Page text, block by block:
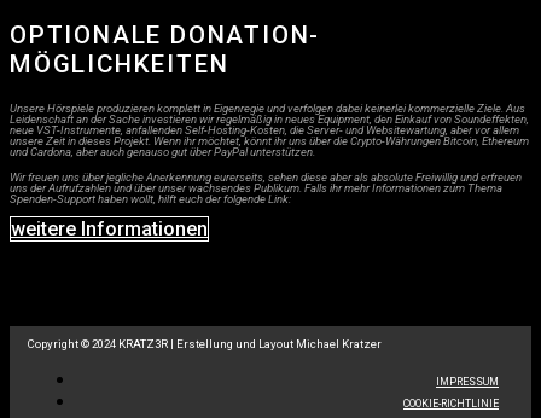
OPTIONALE DONATION-
MÖGLICHKEITEN
Unsere Hörspiele produzieren komplett in Eigenregie und verfolgen dabei keinerlei kommerzielle Ziele. Aus
Leidenschaft an der Sache investieren wir regelmäßig in neues Equipment, den Einkauf von Soundeffekten,
neue VST-Instrumente, anfallenden Self-Hosting-Kosten, die Server- und Websitewartung, aber vor allem
unsere Zeit in dieses Projekt. Wenn ihr möchtet, könnt ihr uns über die Crypto-Währungen Bitcoin, Ethereum
und Cardona, aber auch genauso gut über PayPal unterstützen.
Wir freuen uns über jegliche Anerkennung eurerseits, sehen diese aber als absolute Freiwillig und erfreuen
uns der Aufrufzahlen und über unser wachsendes Publikum. Falls ihr mehr Informationen zum Thema
Spenden-Support haben wollt, hilft euch der folgende Link:
weitere Informationen
Copyright © 2024 KRATZ3R | Erstellung und Layout Michael Kratzer
IMPRESSUM
COOKIE-RICHTLINIE